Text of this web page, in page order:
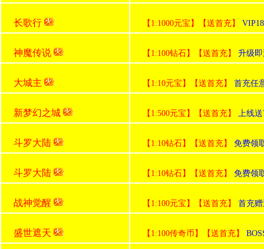
长歌行 【1:1000元宝】【送首充】
神魔传说 【1:100钻石】【送首充】 升级
大城主 【1:10元宝】【送首充】 首充任
新梦幻之城 【1:500元宝】【送首充】 上线送
斗罗大陆 【1:10钻石】【送首充】 免费领
斗罗大陆 【1:10钻石】【送首充】 免费领
战神觉醒 【1:100元宝】【送首充】 首充
盛世遮天 【1:100传奇币】【送首充】